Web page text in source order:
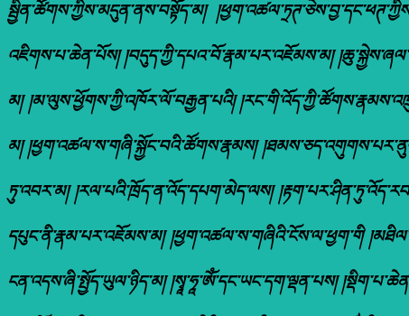
སྦྱིན་ཚོགས་ཀྱིས་མདུན་ནས་བསྟོད་མ།
འཇིགས་པ་ཆེན་པོས། །བདུད་ཀྱི་དཔའ་བོ་རྣམ་པར་འཇོམས་མ།
མ། །མ་ལུས་ཕྱོགས་ཀྱི་འཁོར་ལོ་བརྒྱན་པའི།
མ། །ཕྱག་འཚལ་ས་གཞི་སྐྱོང་བའི་ཚོགས་རྣམས།
ཏུ་འབར་མ། །རལ་པའི་ཁྲོད་ན་འོད་དཔག་མེད་ལས།
དཔུང་ནི་རྣམ་པར་འཇོམས་མ། །ཕྱག་འཚལ་ས་གཞིའི་ངོས་ལ་ཕྱག་གི
ངན་འདས་ཞི་སྤྱོད་ཡུལ་ཉིད་མ། །སྭཱ་ཧཱ་ཨོཾ་དང་ཡང་དག་ལྡན་པས།